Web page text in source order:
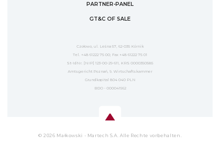
PARTNER-PANEL
GT&C OF SALE
Czołowo, ul. Leśna 57, 62-035 Kórnik
Tel. +48 61222 75 00; Fax +48 61222 75 01
St-IdNr. [NIP] 123-00-29-611, KRS 0000350585
Amtsgericht Poznań, 9. Wirtschaftskammer
Grundkapital 804 040 PLN
BDO - 000041562
© 2026 Małkowski - Martech S.A. Alle Rechte vorbehalten.